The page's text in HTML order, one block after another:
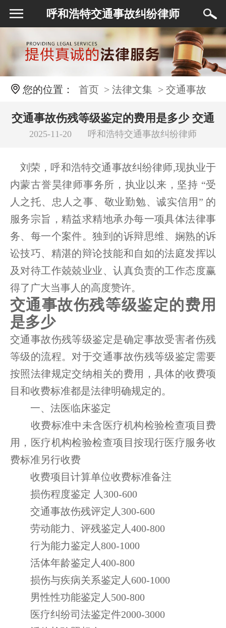
呼和浩特交通事故纠纷律师
您的位置： 首页 > 法律文集 > 交通事故
伤残等级鉴定的费用是多少 交通事故司法鉴定
哪些？
交通事故伤残等级鉴定的费用是多少 交通
事故司法鉴定机构有哪些？交通事故司法
2025-11-20 呼和浩特交通事故纠纷律师
刘荣，呼和浩特交通事故纠纷律师,现执业于
内蒙古誉昊律师事务所，执业以来，坚持 “受
人之托、忠人之事、敬业勤勉、诚实信用” 的
服务宗旨，精益求精地承办每一项具体法律事
务、每一个案件。独到的诉辩思维、娴熟的诉
讼技巧、精湛的辩论技能和自如的法庭发挥以
及对待工作兢兢业业、认真负责的工作态度赢
得了广大当事人的高度赞许。
交通事故伤残等级鉴定的费用
是多少
交通事故伤残等级鉴定是确定事故受害者伤残
等级的流程。对于交通事故伤残等级鉴定需要
按照法律规定交纳相关的费用，具体的收费项
目和收费标准都是法律明确规定的。
一、法医临床鉴定
收费标准中未含医疗机构检验检查项目费
用，医疗机构检验检查项目按现行医疗服务收
费标准另行收费
收费项目计算单位收费标准备注
损伤程度鉴定 人300-600
交通事故伤残评定人300-600
劳动能力、评残鉴定人400-800
行为能力鉴定人800-1000
活体年龄鉴定人400-800
损伤与疾病关系鉴定人600-1000
男性性功能鉴定人500-800
医疗纠纷司法鉴定件2000-3000